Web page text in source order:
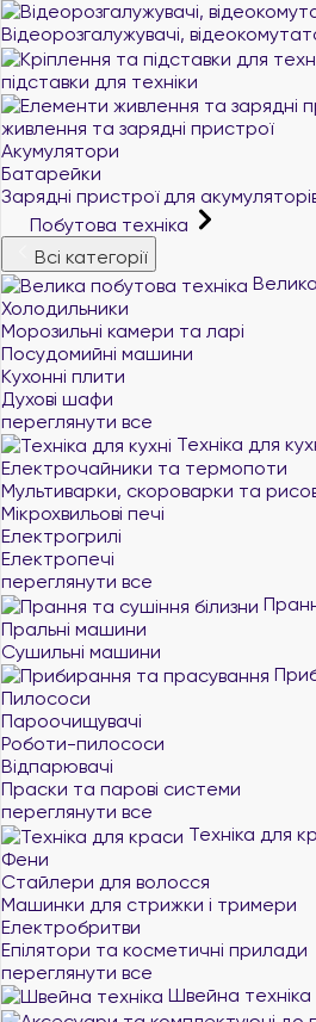
Відеорозгалужувачі,
підставки для техніки
живлення та зарядні пристрої
Акумулятори
Батарейки
Зарядні пристрої для
Побутова техніка
Всі категорії
Холодильники
Морозильні камери та ларі
Посудомийні машини
Кухонні плити
Духові шафи
переглянути все
Техніка для
Електрочайники та термопоти
Мультиварки, скороварки та
Мікрохвильові печі
Електрогрилі
Електропечі
переглянути все
Пральні машини
Сушильні машини
Пилососи
Пароочищувачі
Роботи-пилососи
Відпарювачі
Праски та парові системи
переглянути все
Техніка для
Фени
Стайлери для волосся
Машинки для стрижки і тримери
Електробритви
Епілятори та косметичні прилади
переглянути все
Швейна техніка